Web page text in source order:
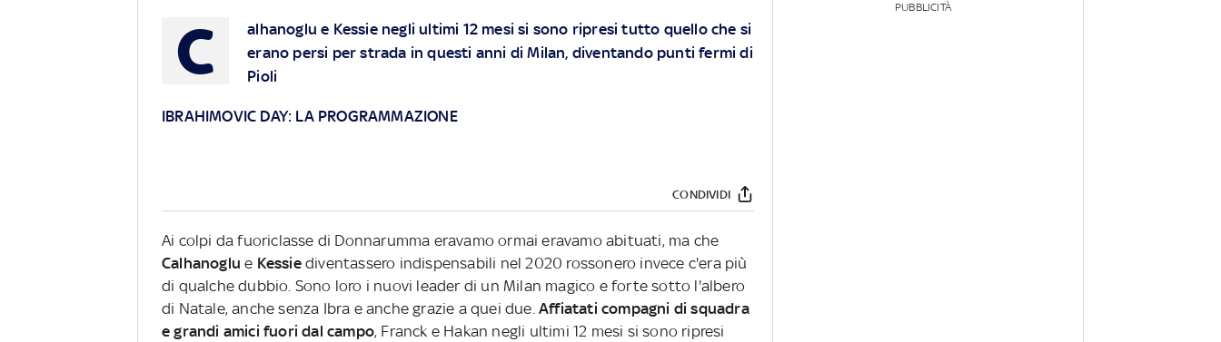
C
alhanoglu e Kessie negli ultimi 12 mesi si sono ripresi tutto quello che si
erano persi per strada in questi anni di Milan, diventando punti fermi di
Pioli
IBRAHIMOVIC DAY: LA PROGRAMMAZIONE
CONDIVIDI
Ai colpi da fuoriclasse di Donnarumma eravamo ormai eravamo abituati, ma che
Calhanoglu e Kessiediventassero indispensabili nel 2020 rossonero invece c'era più
di qualche dubbio. Sono loro i nuovi leader di un Milan magico e forte sotto l'albero
di Natale, anche senza Ibra e anche grazie a quei due. Affiatati compagni di squadra
e grandi amici fuori dal campo, Franck e Hakan negli ultimi 12 mesi si sono ripresi
PUBBLICITÀ